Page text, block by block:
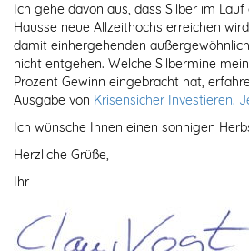
Ich gehe davon aus, dass Silber im
Hausse neue Allzeithochs erreichen
damit einhergehenden
nicht entgehen. Welche Silbermine
Prozent Gewinn eingebracht hat,
Ausgabe von Krisensicher Investieren.
Ich wünsche Ihnen einen sonnigen
Herzliche Grüße,
Ihr